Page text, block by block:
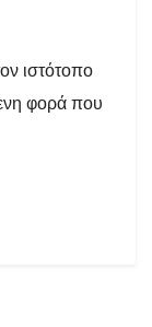
ιστότοπο
φορά που